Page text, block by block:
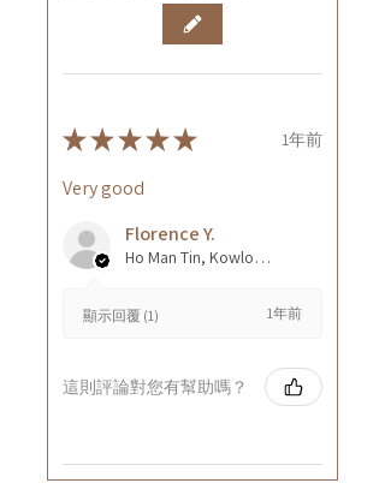
★★★★★ 1年前
Very good
Florence Y.
Ho Man Tin, Kowloon, Hong Kong
顯示回覆 (1) 1年前
這則評論對您有幫助嗎？